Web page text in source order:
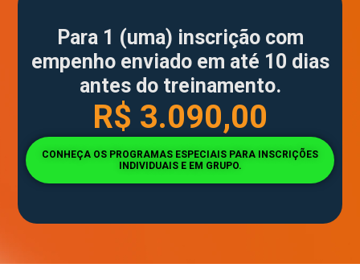
Para 1 (uma) inscrição com
empenho enviado em até 10 dias
antes do treinamento.
R$ 3.090,00
CONHEÇA OS PROGRAMAS ESPECIAIS PARA INSCRIÇÕES
INDIVIDUAIS E EM GRUPO.